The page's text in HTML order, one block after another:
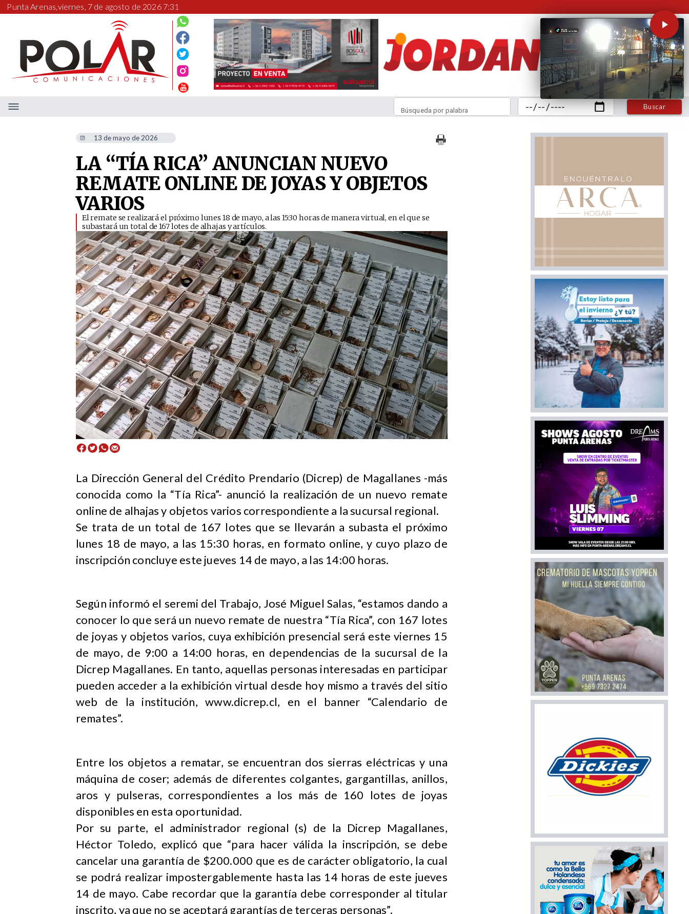
Punta Arenas,viernes, 7 de agosto de 2026 7:31
Buscar
Búsqueda por palabra
13 de mayo de 2026
LA “TÍA RICA” ANUNCIAN NUEVO
REMATE ONLINE DE JOYAS Y OBJETOS
VARIOS
El remate se realizará el próximo lunes 18 de mayo, a las 15:30 horas de manera virtual, en el que se
subastará un total de 167 lotes de alhajas y artículos.
​La Dirección General del Crédito Prendario (Dicrep) de Magallanes -más
conocida como la “Tía Rica”- anunció la realización de un nuevo remate
online de alhajas y objetos varios correspondiente a la sucursal regional.
Se trata de un total de 167 lotes que se llevarán a subasta el próximo
lunes 18 de mayo, a las 15:30 horas, en formato online, y cuyo plazo de
inscripción concluye este jueves 14 de mayo, a las 14:00 horas.
Según informó el seremi del Trabajo, José Miguel Salas, “estamos dando a
conocer lo que será un nuevo remate de nuestra “Tía Rica”, con 167 lotes
de joyas y objetos varios, cuya exhibición presencial será este viernes 15
de mayo, de 9:00 a 14:00 horas, en dependencias de la sucursal de la
Dicrep Magallanes. En tanto, aquellas personas interesadas en participar
pueden acceder a la exhibición virtual desde hoy mismo a través del sitio
web de la institución, www.dicrep.cl, en el banner “Calendario de
remates”.
Entre los objetos a rematar, se encuentran dos sierras eléctricas y una
máquina de coser; además de diferentes colgantes, gargantillas, anillos,
aros y pulseras, correspondientes a los más de 160 lotes de joyas
disponibles en esta oportunidad.
Por su parte, el administrador regional (s) de la Dicrep Magallanes,
Héctor Toledo, explicó que “para hacer válida la inscripción, se debe
cancelar una garantía de $200.000 que es de carácter obligatorio, la cual
se podrá realizar impostergablemente hasta las 14 horas de este jueves
14 de mayo. Cabe recordar que la garantía debe corresponder al titular
inscrito, ya que no se aceptará garantías de terceras personas”.